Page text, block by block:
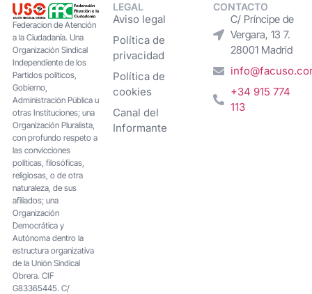
Federacion de Atención
a la Ciudadanía. Una
Organización Sindical
Independiente de los
Partidos políticos,
Gobierno,
Administración Pública u
otras Instituciones; una
Organización Pluralista,
con profundo respeto a
las convicciones
políticas, filosóficas,
religiosas, o de otra
naturaleza, de sus
afiliados; una
Organización
Democrática y
Autónoma dentro la
estructura organizativa
de la Unión Sindical
Obrera. CIF
G83365445. C/
LEGAL
Aviso legal
Política de
privacidad
Política de
cookies
Canal del
Informante
CONTACTO
C/ Príncipe de
Vergara, 13 7.
28001 Madrid
+34 915 774
113